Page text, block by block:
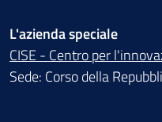
L'azienda speciale
CISE - Centro per
Sede: Corso della